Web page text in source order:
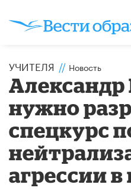
УЧИТЕЛЯ // Новость
нужно
спецкурс
агрессии